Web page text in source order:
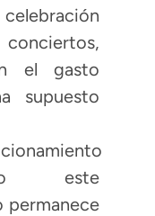
celebración
el gasto
supuesto
este
permanece